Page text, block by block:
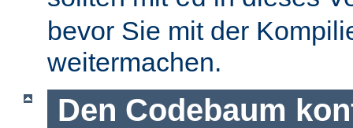
bevor Sie mit der
weitermachen.
Den Codebaum